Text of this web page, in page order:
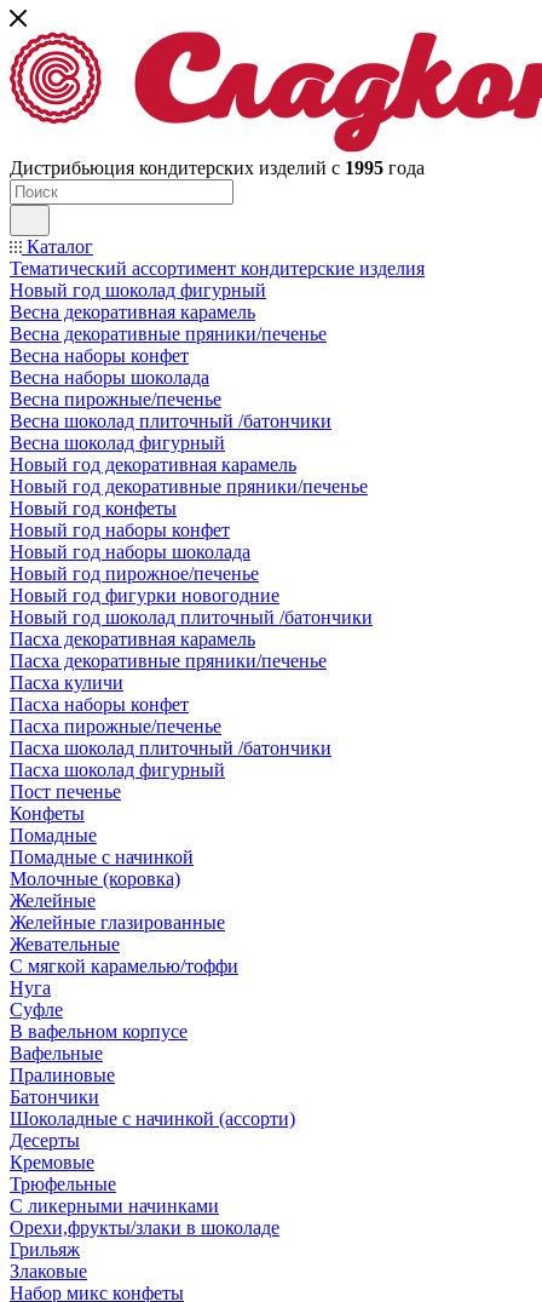
Дистрибьюция кондитерских изделий с 1995 года
Каталог
Тематический ассортимент кондитерские изделия
Новый год шоколад фигурный
Весна декоративная карамель
Весна декоративные пряники/печенье
Весна наборы конфет
Весна наборы шоколада
Весна пирожные/печенье
Весна шоколад плиточный /батончики
Весна шоколад фигурный
Новый год декоративная карамель
Новый год декоративные пряники/печенье
Новый год конфеты
Новый год наборы конфет
Новый год наборы шоколада
Новый год пирожное/печенье
Новый год фигурки новогодние
Новый год шоколад плиточный /батончики
Пасха декоративная карамель
Пасха декоративные пряники/печенье
Пасха куличи
Пасха наборы конфет
Пасха пирожные/печенье
Пасха шоколад плиточный /батончики
Пасха шоколад фигурный
Пост печенье
Конфеты
Помадные
Помадные с начинкой
Молочные (коровка)
Желейные
Желейные глазированные
Жевательные
С мягкой карамелью/тоффи
Нуга
Суфле
В вафельном корпусе
Вафельные
Пралиновые
Батончики
Шоколадные с начинкой (ассорти)
Десерты
Кремовые
Трюфельные
С ликерными начинками
Орехи,фрукты/злаки в шоколаде
Грильяж
Злаковые
Набор микс конфеты